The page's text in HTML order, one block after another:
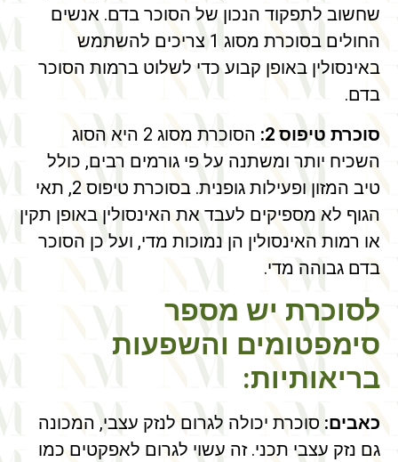
שחשוב לתפקוד הנכון של הסוכר בדם. אנשים
החולים בסוכרת מסוג 1 צריכים להשתמש
באינסולין באופן קבוע כדי לשלוט ברמות הסוכר
בדם.
סוכרת טיפוס 2:
הסוכרת מסוג 2 היא הסוג
השכיח יותר ומשתנה על פי גורמים רבים, כולל
טיב המזון ופעילות גופנית. בסוכרת טיפוס 2, תאי
הגוף לא מספיקים לעבד את האינסולין באופן תקין
או רמות האינסולין הן נמוכות מדי, ועל כן הסוכר
בדם גבוהה מדי.
לסוכרת יש מספר
סימפטומים והשפעות
בריאותיות:
כאבים: סוכרת יכולה לגרום לנזק עצבי, המכונה
גם נזק עצבי תכני. זה עשוי לגרום לאפקטים כמו